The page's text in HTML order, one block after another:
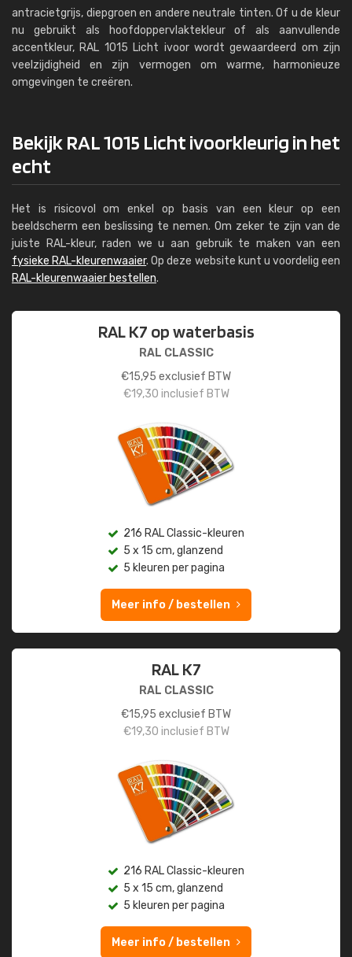
antracietgrijs, diepgroen en andere neutrale tinten. Of u de kleur
nu gebruikt als hoofdoppervlaktekleur of als aanvullende
accentkleur, RAL 1015 Licht ivoor wordt gewaardeerd om zijn
veelzijdigheid en zijn vermogen om warme, harmonieuze
omgevingen te creëren.
Bekijk RAL 1015 Licht ivoorkleurig in het
echt
Het is risicovol om enkel op basis van een kleur op een
beeldscherm een beslissing te nemen. Om zeker te zijn van de
juiste RAL-kleur, raden we u aan gebruik te maken van een
fysieke RAL-kleurenwaaier. Op deze website kunt u voordelig een
RAL-kleurenwaaier bestellen.
RAL K7 op waterbasis
RAL CLASSIC
€15,95 exclusief BTW
€19,30 inclusief BTW
216 RAL Classic-kleuren
5 x 15 cm, glanzend
5 kleuren per pagina
Meer info / bestellen
RAL K7
RAL CLASSIC
€15,95 exclusief BTW
€19,30 inclusief BTW
216 RAL Classic-kleuren
5 x 15 cm, glanzend
5 kleuren per pagina
Meer info / bestellen